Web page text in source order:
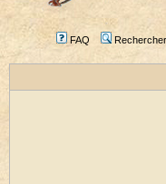
FAQ Rechercher